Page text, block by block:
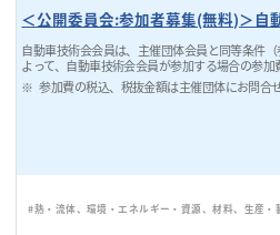
＜公開委員会:参加者募集(無料)＞自
自動車技術会会員は、主催団体会員と同等条件（
よって、自動車技術会会員が参加する場合の参加
参加費の税込、税抜金額は主催団体にお問合
#熱・流体、環境・エネルギー・資源、材料、生産・